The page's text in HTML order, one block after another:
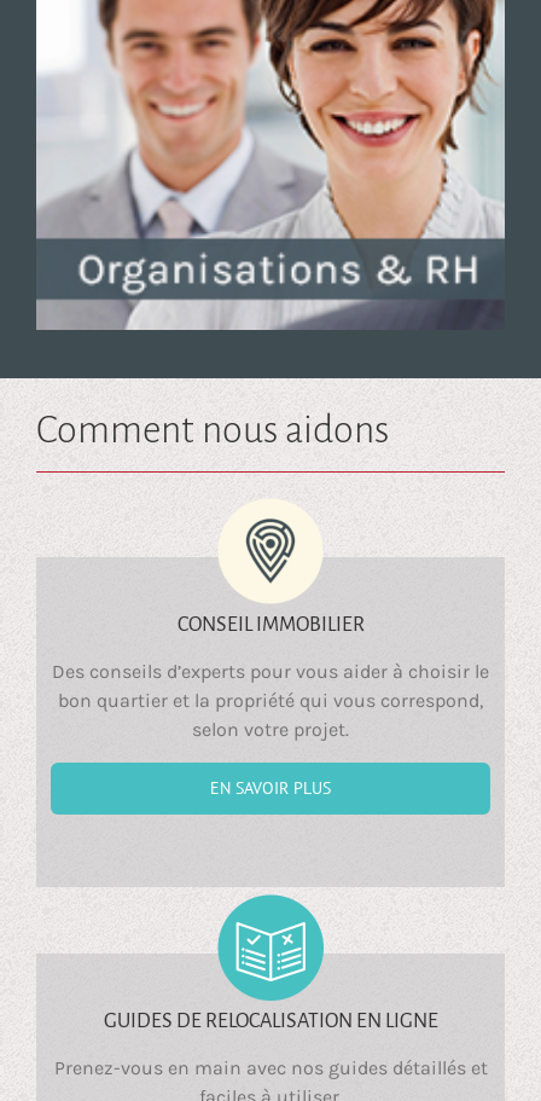
Comment nous aidons
CONSEIL IMMOBILIER
Des conseils d’experts pour vous aider à choisir le
bon quartier et la propriété qui vous correspond,
selon votre projet.
EN SAVOIR PLUS
GUIDES DE RELOCALISATION EN LIGNE
Prenez-vous en main avec nos guides détaillés et
faciles à utiliser.